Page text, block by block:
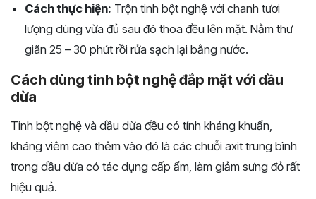
Cách thực hiện: Trộn tinh bột nghệ với chanh tươi
lượng dùng vừa đủ sau đó thoa đều lên mặt. Nằm thư
giãn 25 – 30 phút rồi rửa sạch lại bằng nước.
Cách dùng tinh bột nghệ đắp mặt với dầu
dừa
Tinh bột nghệ và dầu dừa đều có tính kháng khuẩn,
kháng viêm cao thêm vào đó là các chuỗi axit trung bình
trong dầu dừa có tác dụng cấp ẩm, làm giảm sưng đỏ rất
hiệu quả.